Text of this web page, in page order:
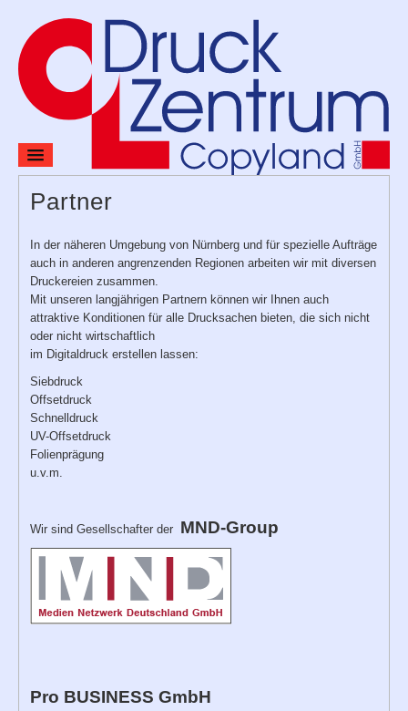
Home
Produkte & Leistungen
Verlag
Kontakt
Partner
In der näheren Umgebung von Nürnberg und für spezielle Aufträge
auch in anderen angrenzenden Regionen arbeiten wir mit diversen
Druckereien zusammen.
Mit unseren langjährigen Partnern können wir Ihnen auch
attraktive Konditionen für alle Drucksachen bieten, die sich nicht
oder nicht wirtschaftlich
im Digitaldruck erstellen lassen:
Siebdruck
Offsetdruck
Schnelldruck
UV-Offsetdruck
Folienprägung
u.v.m.
Wir sind Gesellschafter der MND-Group
Pro BUSINESS GmbH